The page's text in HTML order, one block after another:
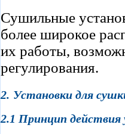
Сушильные
более широкое
их работы,
регулирования.
2. Установки для
2.1 Принцип действия